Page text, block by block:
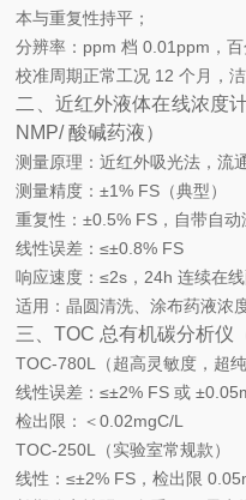
本与重复性持平；
分辨率：ppm 档 0.01ppm，百
校准周期正常工况 12 个月，
二、近红外液体在线浓度
NMP/ 酸碱药液）
测量原理：近红外吸光法，流
测量精度：±1% FS（典型）
重复性：±0.5% FS，自带自
线性误差：≤±0.8% FS
响应速度：≤2s，24h 连续在
适用：晶圆清洗、涂布药液浓
三、TOC 总有机碳分析仪
TOC-780L（超高灵敏度，超纯
线性误差：≤±2% FS 或
检出限：＜0.02mgC/L
TOC-250L（实验室常规款）
线性：≤±2% FS，检出限